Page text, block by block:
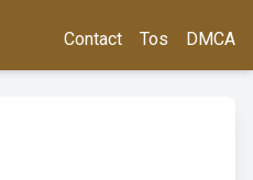
Contact Tos DMCA